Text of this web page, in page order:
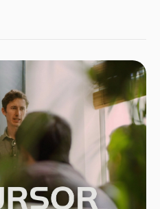
자본과 스케일로만 이길 수 있는
인즈(Flapping Airplanes) 같은
예 팀이면서 창업과 동시에 유니콘을
. 거대한 팀도, 제품도, 사업도 없는
자를 받는다. 2015년에 아무것도
델을 반복할 수 있지 않을까 하는
서 양극화가 심해진다는 것이다.
, 대다수는 직장조차 구하기 힘들다.
이야기하지만, 대안은 아무도 모른다.
식을 갖고, 워라밸은 아예 생각도 하지
보상을 받는 트렌드로 가고 있다.👉
라티의 새로운 혁명